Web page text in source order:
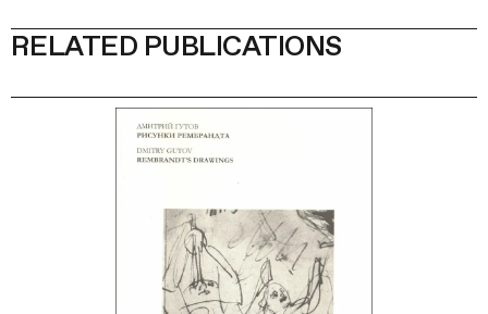
RELATED PUBLICATIONS